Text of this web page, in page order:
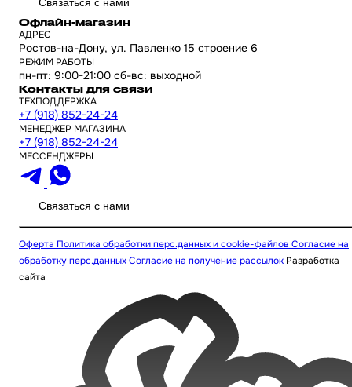
Офлайн-магазин
АДРЕС
Ростов-на-Дону, ул. Павленко 15 строение 6
РЕЖИМ РАБОТЫ
пн-пт: 9:00-21:00 сб-вс: выходной
Контакты для связи
ТЕХПОДДЕРЖКА
+7 (918) 852-24-24
МЕНЕДЖЕР МАГАЗИНА
+7 (918) 852-24-24
МЕССЕНДЖЕРЫ
Связаться с нами
Оферта Политика обработки перс.данных и cookie-файлов Согласие на
обработку перс.данныхСогласие на получение рассылок Разработка
сайта